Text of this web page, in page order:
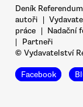
Deník
autoři |
práce | Nadační
|
Partneři
© Vydavatelství
Facebook